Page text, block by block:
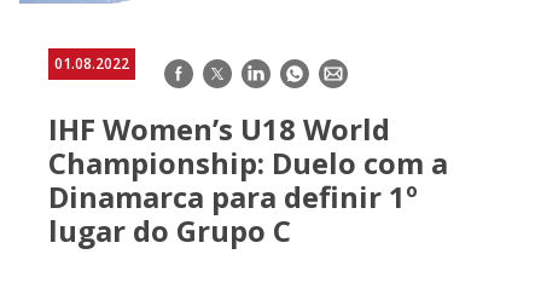
01.08.2022 Facebook
TwitterLinkedInWhatsApp
E-
IHF Women’s U18 World
Championship: Duelo com a
Dinamarca para definir 1º
lugar do Grupo C